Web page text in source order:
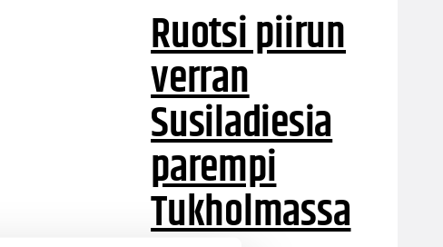
Ruotsi piirun
verran
Susiladiesia
parempi
Tukholmassa